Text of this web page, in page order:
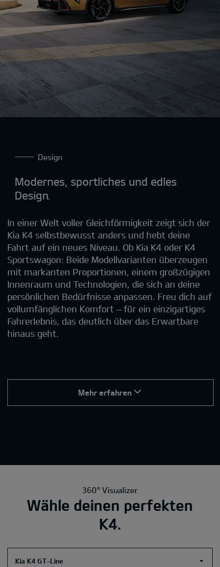
Design
Modernes, sportliches und edles
Design.
In einer Welt voller Gleichförmigkeit zeigt sich der
Kia K4 selbstbewusst anders und hebt deine
Fahrt auf ein neues Niveau. Ob Kia K4 oder K4
Sportswagon: Beide Modellvarianten überzeugen
mit markanten Proportionen, einem großzügigen
Innenraum und Technologien, die sich an deine
persönlichen Bedürfnisse anpassen. Freu dich auf
vollumfänglichen Komfort – für ein einzigartiges
Fahrerlebnis, das deutlich über das Erwartbare
hinaus geht.
Mehr erfahren
360° Visualizer
Wähle deinen perfekten
K4.
Kia K4 GT-Line